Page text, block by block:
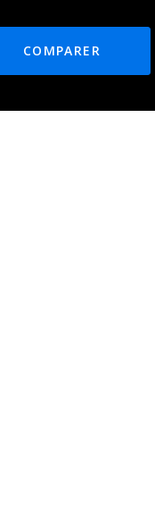
COMPARER